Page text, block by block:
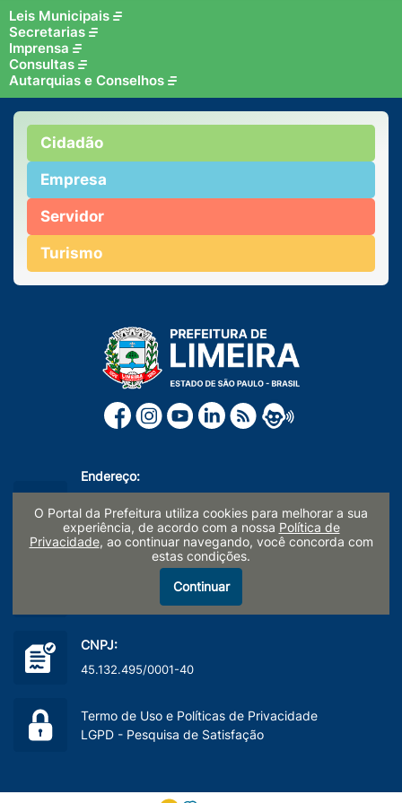
Leis Municipais
Secretarias
Imprensa
Consultas
Autarquias e Conselhos
Cidadão
Empresa
Servidor
Turismo
Endereço:
Rua Prefeito Doutor Alberto Ferreira nº 179
Centro, Limeira/SP - CEP: 13481-900
(19) 3404-9600
CNPJ:
45.132.495/0001-40
Termo de Uso e Políticas de Privacidade
LGPD - Pesquisa de Satisfação
O Portal da Prefeitura utiliza cookies para melhorar a sua
experiência, de acordo com a nossa Política de
Privacidade, ao continuar navegando, você concorda com
estas condições.
Continuar